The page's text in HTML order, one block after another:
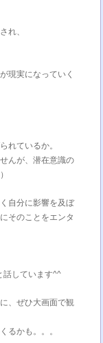
れ、
現実になっていく
れているか。
んが、潜在意識の
自分に影響を及ぼ
そのことをエンタ
話しています^^
、ぜひ大画面で観
るかも。。。